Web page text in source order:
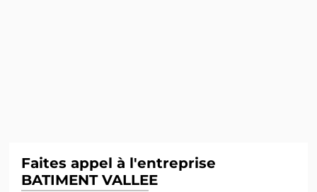
Faites appel à l'entreprise
BATIMENT VALLEE